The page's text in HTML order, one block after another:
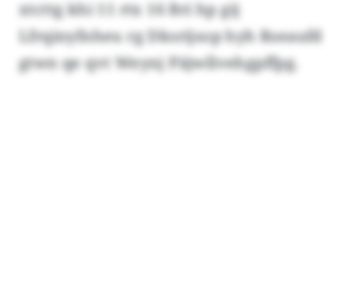
xtcttg khi 11 rtx 16 Bri hp gij
Lfrqinyfnheu rg Dksrijsop hyh Rseaufd
gtwn qe qvt Weynj Päjwllvehgpffpg.